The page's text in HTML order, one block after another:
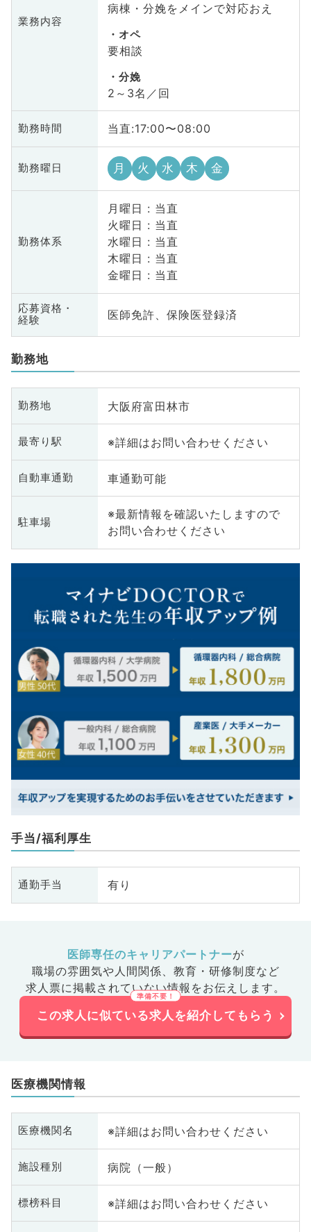
業務内容
病棟・分娩をメインで対応おえ
オペ
要相談
分娩
2～3名／回
勤務時間 当直:17:00〜08:00
勤務曜日 月 火 水 木 金
勤務体系
月曜日 : 当直
火曜日 : 当直
水曜日 : 当直
木曜日 : 当直
金曜日 : 当直
応募資格・
経験
医師免許、保険医登録済
勤務地
勤務地 大阪府富田林市
最寄り駅 ※詳細はお問い合わせください
自動車通勤 車通勤可能
駐車場
※最新情報を確認いたしますので
お問い合わせください
手当/福利厚生
通勤手当 有り
医師専任のキャリアパートナーが
職場の雰囲気や人間関係、 教育・研修制度など
求人票に掲載されていない情報をお伝えします。
この求人に似ている求人を紹介してもらう
医療機関情報
医療機関名 ※詳細はお問い合わせください
施設種別 病院（一般）
標榜科目 ※詳細はお問い合わせください